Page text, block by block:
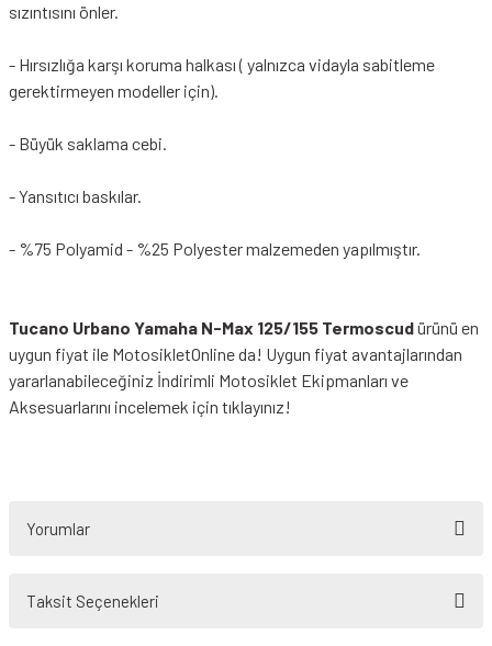
sızıntısını önler.
- Hırsızlığa karşı koruma halkası ( yalnızca vidayla sabitleme
gerektirmeyen modeller için).
- Büyük saklama cebi.
- Yansıtıcı baskılar.
- %75 Polyamid - %25 Polyester malzemeden yapılmıştır.
Tucano Urbano Yamaha N-Max 125/155 Termoscudürünü en
uygun fiyat ile MotosikletOnline da! Uygun fiyat avantajlarından
yararlanabileceğiniz İndirimli Motosiklet Ekipmanları ve
Aksesuarlarını incelemek için tıklayınız!
Yorumlar
Taksit Seçenekleri